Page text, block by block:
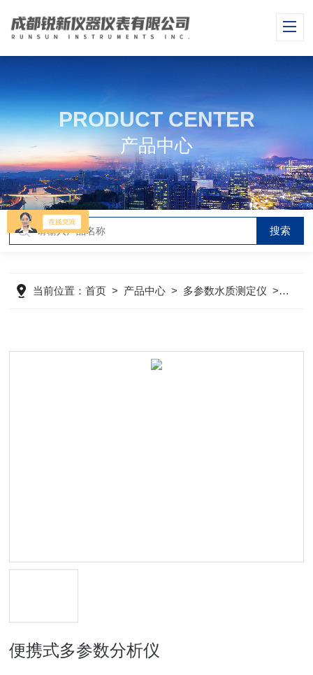
PRODUCT CENTER
产品中心
当前位置：首页 > 产品中心 > 多参数水质测定仪 > 便携
便携式多参数分析仪